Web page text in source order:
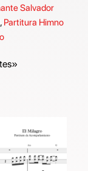
Salvador
, Partitura Himno